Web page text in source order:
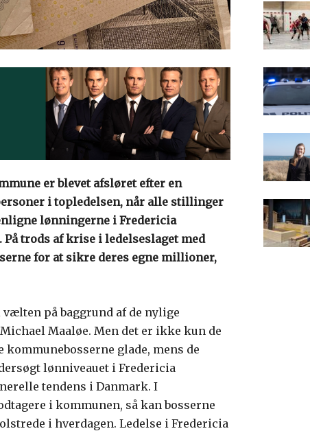
er blevet afsløret efter en
i topledelsen, når alle stillinger
lønningerne i Fredericia
trods af krise i ledelseslaget med
for at sikre deres egne millioner,
på baggrund af de nylige
Maaløe. Men det er ikke kun de
glade, mens de
lønniveauet i Fredericia
tendens i Danmark. I
i kommunen, så kan bosserne
i hverdagen. Ledelse i Fredericia